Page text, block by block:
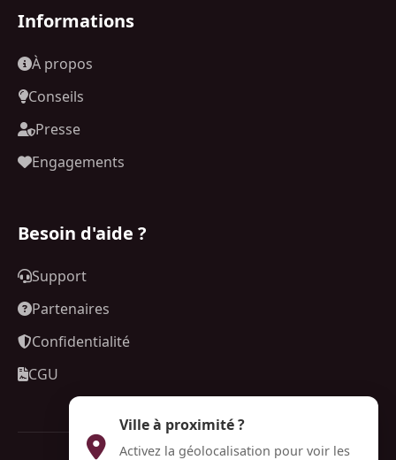
Informations
À propos
Conseils
Presse
Engagements
Besoin d'aide ?
Support
Partenaires
Confidentialité
CGU
Ville à proximité ?
Activez la géolocalisation pour voir les